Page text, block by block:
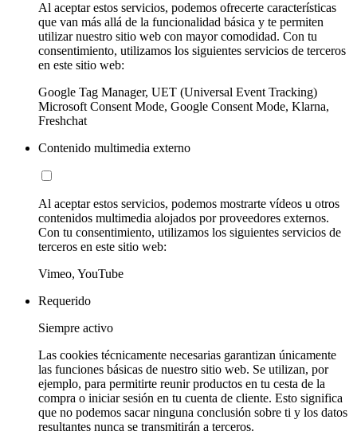
Al aceptar estos servicios, podemos ofrecerte características
que van más allá de la funcionalidad básica y te permiten
utilizar nuestro sitio web con mayor comodidad. Con tu
consentimiento, utilizamos los siguientes servicios de terceros
en este sitio web:
Google Tag Manager, UET (Universal Event Tracking)
Microsoft Consent Mode, Google Consent Mode, Klarna,
Freshchat
Contenido multimedia externo
Al aceptar estos servicios, podemos mostrarte vídeos u otros
contenidos multimedia alojados por proveedores externos.
Con tu consentimiento, utilizamos los siguientes servicios de
terceros en este sitio web:
Vimeo, YouTube
Requerido
Siempre activo
Las cookies técnicamente necesarias garantizan únicamente
las funciones básicas de nuestro sitio web. Se utilizan, por
ejemplo, para permitirte reunir productos en tu cesta de la
compra o iniciar sesión en tu cuenta de cliente. Esto significa
que no podemos sacar ninguna conclusión sobre ti y los datos
resultantes nunca se transmitirán a terceros.